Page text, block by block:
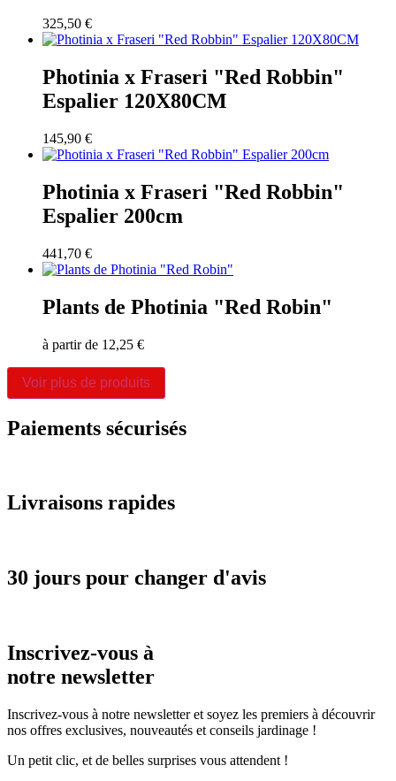
325,50 €
Photinia x Fraseri "Red Robbin"
Espalier 120X80CM
145,90 €
Photinia x Fraseri "Red Robbin"
Espalier 200cm
441,70 €
Plants de Photinia "Red Robin"
à partir de 12,25 €
Voir plus de produits
Paiements sécurisés
Livraisons rapides
30 jours pour changer d'avis
Inscrivez-vous à
notre newsletter
Inscrivez-vous à notre newsletter et soyez les premiers à découvrir
nos offres exclusives, nouveautés et conseils jardinage !
Un petit clic, et de belles surprises vous attendent !